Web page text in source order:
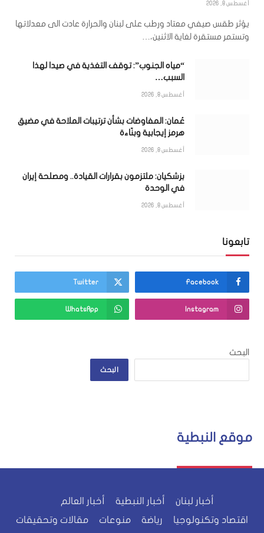
أغسطس 8, 2026
يؤثر طقس صيفي معتاد ورطب على لبنان والحرارة عادت الى معدلاتها
وتستمر مستقرة لغاية الاثنين،…
“مياه الجنوب”: توقف التغذية في صيدا لهذا
السبب…
أغسطس 8, 2026
عُمان: المفاوضات بشأن ترتيبات الملاحة في مضيق
هرمز إيجابية وبنّاءة
أغسطس 8, 2026
بزشكيان: ملتزمون بقرارات القيادة.. ومصلحة إيران
في الوحدة
أغسطس 8, 2026
تابعونا
Facebook
Twitter
Instagram
WhatsApp
البحث
البحث
موقع النبطية
أخبار لبنان أخبار النبطية
أخبار العالم
اقتصاد وتكنولوجيا
رياضة منوعات مقالات وتحقيقات